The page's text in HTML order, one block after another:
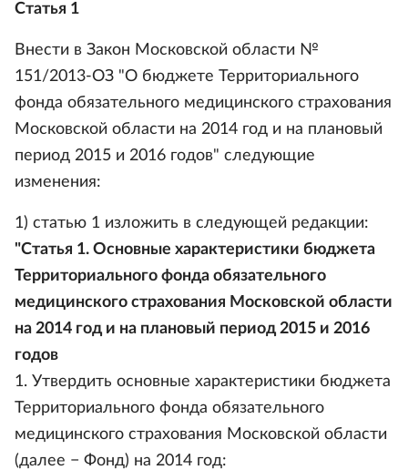
Статья 1
Внести в Закон Московской области №
151/2013-ОЗ "О бюджете Территориального
фонда обязательного медицинского страхования
Московской области на 2014 год и на плановый
период 2015 и 2016 годов" следующие
изменения:
1) статью 1 изложить в следующей редакции:
"Статья 1. Основные характеристики бюджета
Территориального фонда обязательного
медицинского страхования Московской области
на 2014 год и на плановый период 2015 и 2016
годов
1. Утвердить основные характеристики бюджета
Территориального фонда обязательного
медицинского страхования Московской области
(далее − Фонд) на 2014 год: